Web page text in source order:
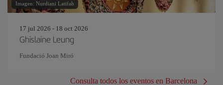
Imagen: Nurdiani Latifah
17 jul 2026 - 18 oct 2026
Ghislaine Leung
Fundació Joan Miró
Consulta todos los eventos en Barcelona